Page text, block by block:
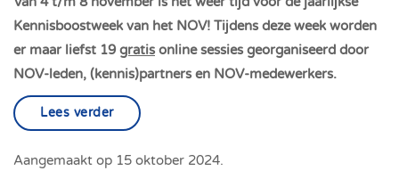
Kennisboostweek van het NOV! Tijdens deze week worden
er maar liefst 19 gratis online sessies georganiseerd door
NOV-leden, (kennis)partners en NOV-medewerkers.
Lees verder
Aangemaakt op 15 oktober 2024.